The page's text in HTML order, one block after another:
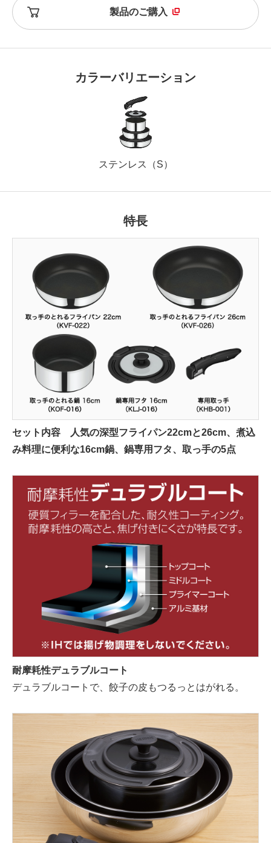
製品のご購入
カラーバリエーション
ステンレス（S）
特長
セット内容 人気の深型フライパン22cmと26cm、煮込
み料理に便利な16cm鍋、鍋専用フタ、取っ手の5点
耐摩耗性デュラブルコート
デュラブルコートで、餃子の皮もつるっとはがれる。